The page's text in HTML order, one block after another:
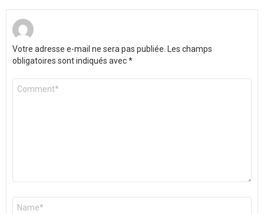
Votre adresse e-mail ne sera pas publiée.
Les champs
obligatoires sont indiqués avec*
Commentaire
Nom